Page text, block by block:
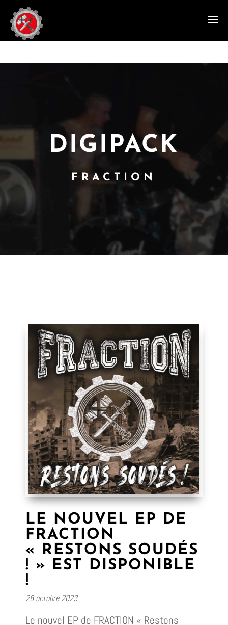
DIGIPACK
FRACTION
LE NOUVEL EP DE
FRACTION
« RESTONS SOUDÉS
! » EST DISPONIBLE
!
28 octobre 2023
Le nouvel EP de FRACTION « Restons